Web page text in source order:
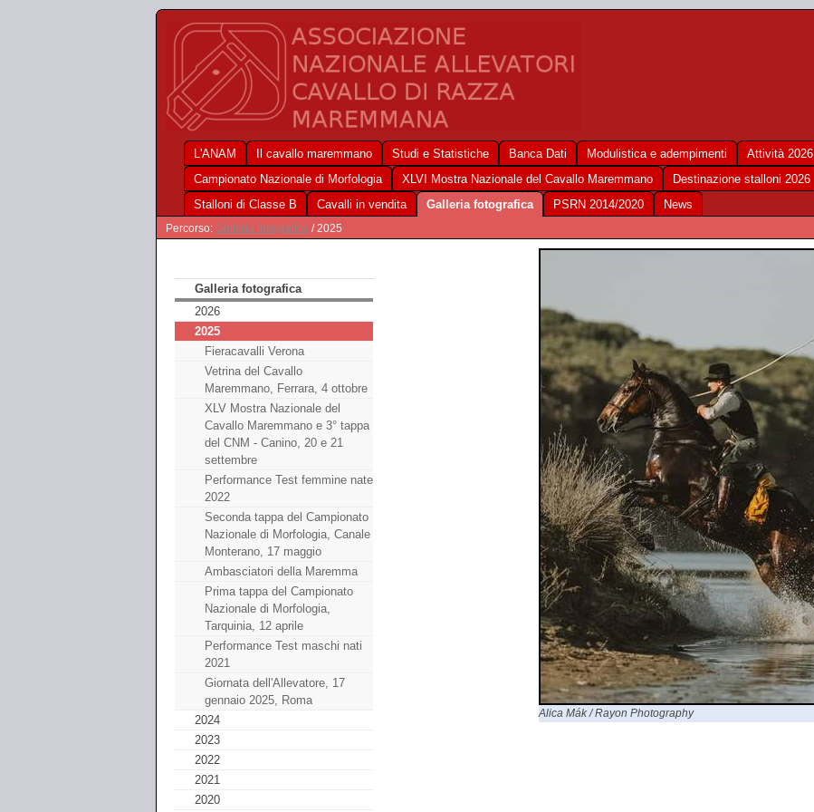
L'ANAM Il cavallo maremmano Studi e Statistiche Banca Dati Modulistica e adempimenti Attività 2026
Campionato Nazionale di Morfologia
XLVI Mostra Nazionale del Cavallo Maremmano Destinazione stalloni 2026
Stalloni di Classe B
Cavalli in vendita Galleria fotografica PSRN 2014/2020 News
Percorso: Galleria fotografica / 2025
Galleria fotografica
2026
2025
Fieracavalli Verona
Vetrina del Cavallo
Maremmano, Ferrara, 4 ottobre
XLV Mostra Nazionale del
Cavallo Maremmano e 3° tappa
del CNM - Canino, 20 e 21
settembre
Performance Test femmine nate
2022
Seconda tappa del Campionato
Nazionale di Morfologia, Canale
Monterano, 17 maggio
Ambasciatori della Maremma
Prima tappa del Campionato
Nazionale di Morfologia,
Tarquinia, 12 aprile
Performance Test maschi nati
2021
Giornata dell'Allevatore, 17
gennaio 2025, Roma
2024
2023
2022
2021
2020
Alica Mák / Rayon Photography